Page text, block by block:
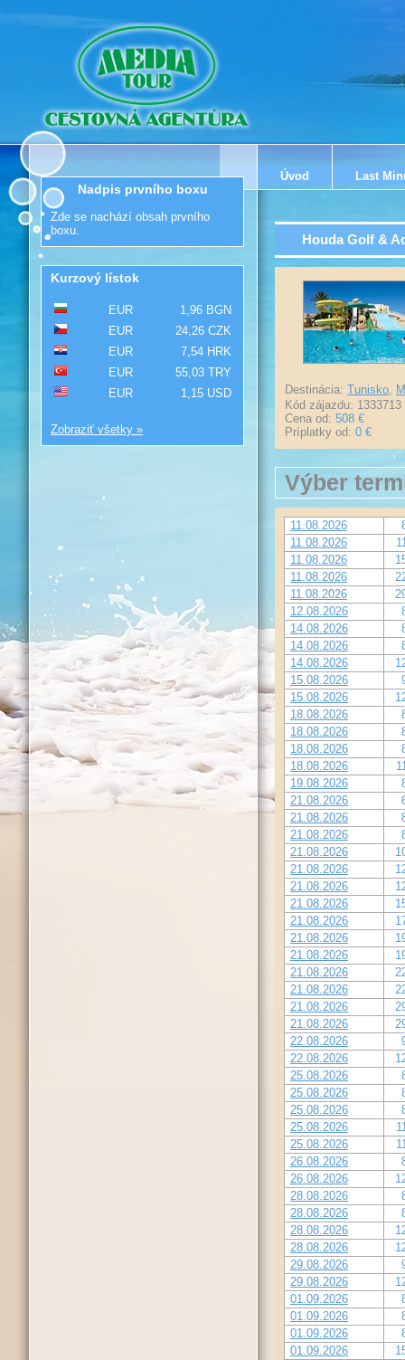
Úvod Last
Houda Golf &
Destinácia: Tunisko,
Kód zájazdu: 1333713
Cena od: 508 €
Príplatky od: 0 €
Výber
11.08.2026
11.08.2026
11.08.2026
11.08.2026
11.08.2026
12.08.2026
14.08.2026
14.08.2026
14.08.2026
15.08.2026
15.08.2026
18.08.2026
18.08.2026
18.08.2026
18.08.2026
19.08.2026
21.08.2026
21.08.2026
21.08.2026
21.08.2026
21.08.2026
21.08.2026
21.08.2026
21.08.2026
21.08.2026
21.08.2026
21.08.2026
21.08.2026
21.08.2026
21.08.2026
22.08.2026
22.08.2026
25.08.2026
25.08.2026
25.08.2026
25.08.2026
25.08.2026
26.08.2026
26.08.2026
28.08.2026
28.08.2026
28.08.2026
28.08.2026
29.08.2026
29.08.2026
01.09.2026
01.09.2026
01.09.2026
01.09.2026
Nadpis prvního boxu
Zde se nachází obsah prvního
boxu.
Kurzový lístok
EUR
1,96 BGN
EUR
24,26 CZK
EUR
7,54 HRK
EUR
55,03 TRY
EUR
1,15 USD
Zobraziť všetky »